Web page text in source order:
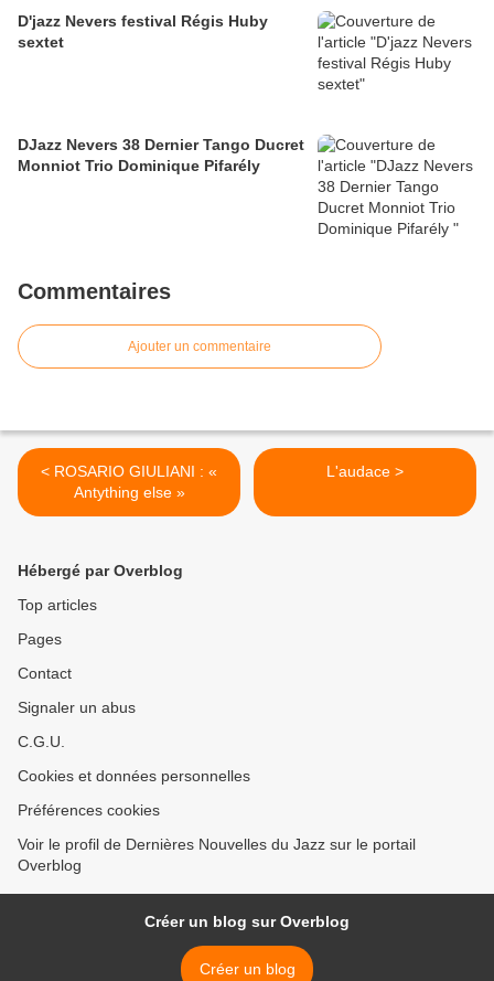
D'jazz Nevers festival Régis Huby
sextet
DJazz Nevers 38 Dernier Tango Ducret
Monniot Trio Dominique Pifarély
Commentaires
Ajouter un commentaire
< ROSARIO GIULIANI : «
Antything else »
L'audace >
Hébergé par Overblog
Top articles
Pages
Contact
Signaler un abus
C.G.U.
Cookies et données personnelles
Préférences cookies
Voir le profil de Dernières Nouvelles du Jazz sur le portail
Overblog
Créer un blog sur Overblog
Créer un blog